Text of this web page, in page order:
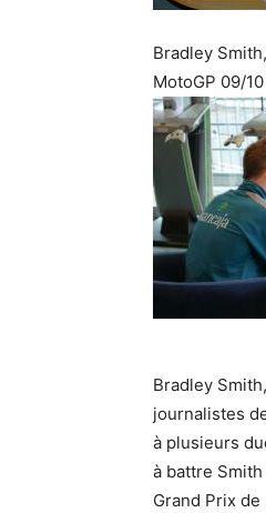
Bradley
MotoGP 09/
Bradley
journalistes
à plusieurs
à battre
Grand Prix de